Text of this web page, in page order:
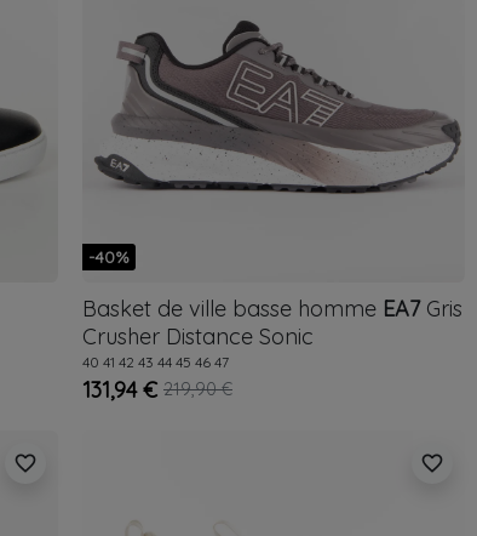
-40%
Basket de ville basse homme EA7 Gris
Crusher Distance Sonic
40 41 42 43 44 45 46 47
131,94 € 219,90 €
favorite_border favorite_border